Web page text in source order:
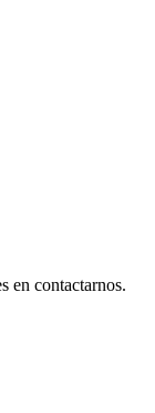
en contactarnos.